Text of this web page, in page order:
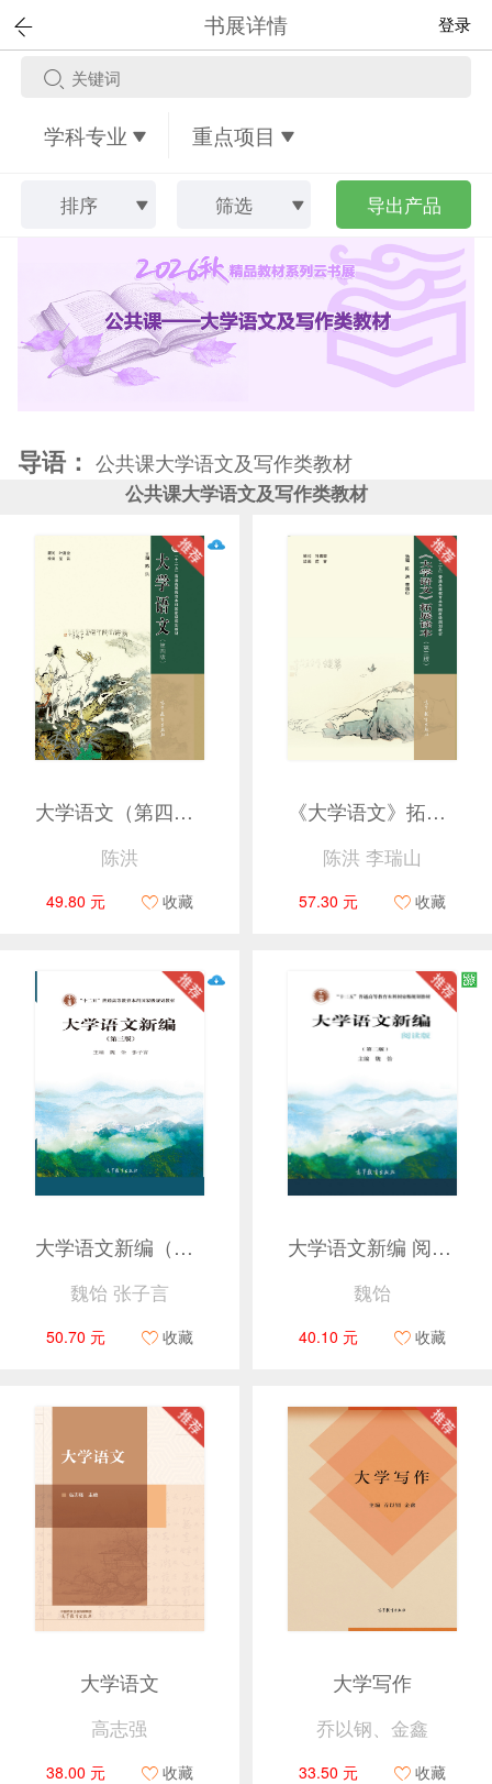
书展详情 登录
学科专业 重点项目
排序 筛选 导出产品
导语： 公共课大学语文及写作类教材
公共课大学语文及写作类教材
大学语文（第四版）
陈洪
49.80 元 收藏
《大学语文》拓展读本（第三版）
陈洪 李瑞山
57.30 元 收藏
大学语文新编（第三版）
魏饴 张子言
50.70 元 收藏
大学语文新编 阅读版 （第二版）
魏饴
40.10 元 收藏
大学语文
高志强
38.00 元 收藏
大学写作
乔以钢、金鑫
33.50 元 收藏